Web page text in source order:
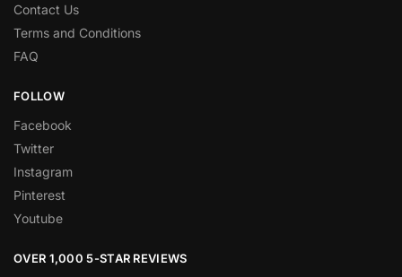
Contact Us
Terms and Conditions
FAQ
FOLLOW
Facebook
Twitter
Instagram
Pinterest
Youtube
OVER 1,000 5-STAR REVIEWS